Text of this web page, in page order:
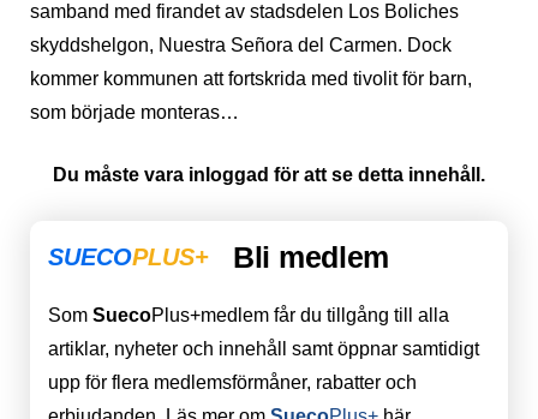
samband med firandet av stadsdelen Los Boliches
skyddshelgon, Nuestra Señora del Carmen. Dock
kommer kommunen att fortskrida med tivolit för barn,
som började monteras…
Du måste vara inloggad för att se detta innehåll.
SUECOPLUS+ Bli medlem
Som SuecoPlus+medlem får du tillgång till alla
artiklar, nyheter och innehåll samt öppnar samtidigt
upp för flera medlemsförmåner, rabatter och